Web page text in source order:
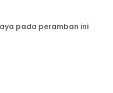
pada peramban ini